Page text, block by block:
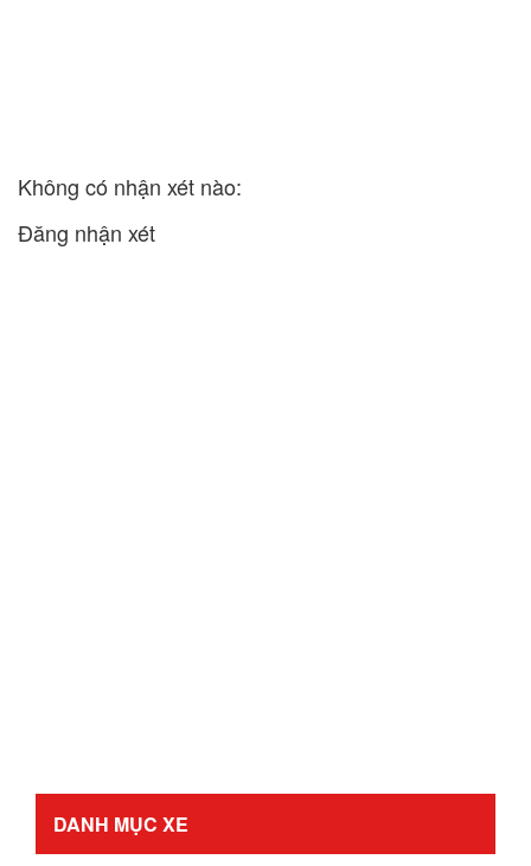
Không có nhận xét nào:
Đăng nhận xét
DANH MỤC XE